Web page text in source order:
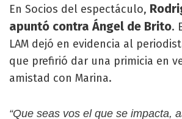
En Socios del espectáculo,
apuntó contra Ángel de Brito.
LAM dejó en evidencia al
que prefirió dar una primicia en
amistad con Marina.
“Que seas vos el que se impacta,